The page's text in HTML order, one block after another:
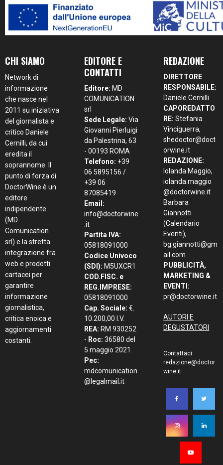
CHI SIAMO
Network di
informazione
che nasce nel
2011 su iniziativa
del giornalista e
critico Daniele
Cernilli, da cui
eredita il
soprannome. Il
punto di forza di
DoctorWine è un
editore
indipendente
(MD
Comunication
srl) e la stretta
integrazione fra
web e prodotti
cartacei per
garantire
informazione
giornalistica,
critica enoica e
aggiornamenti
costanti.
EDITORE E
CONTATTI
Editore: MD
COMUNICATION
srl
Sede Legale: Via
Giovanni Pierluigi
da Palestrina, 63
- 00193 ROMA
Telefono: +39
06 5895156 /
+39 06
87085419
Email:
info@doctorwine
.it
Partita IVA:
05818091000
Codice Univoco
(SDI): M5UXCR1
COD.FISC. e
REG.IMPRESE:
05818091000
Cap. Sociale: €.
10.200,00 I.V.
REA: RM 930252
- Roc: 36580 del
5 maggio 2021
Pec:
mdcomunication
@legalmail.it
REDAZIONE
DIRETTORE
RESPONSABILE:
Daniele Cernilli
CAPOREDATTO
RE: Stefania
Vinciguerra,
shedoctor@doct
orwine.it
REDAZIONE:
Iolanda Maggio,
iolanda.maggio
@doctorwine.it
Barbara
Giannotti
(Calendario
Eventi),
bg.giannotti@gm
ail.com
PUBBLICITÀ,
MARKETING &
EVENTI:
pr@doctorwine.it
AUTORI E
DEGUSTATORI
Contattaci:
redazione@doctor
wine.it